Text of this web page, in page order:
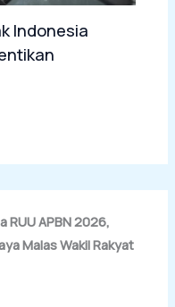
Indonesia
RUU APBN 2026,
Malas Wakil Rakyat